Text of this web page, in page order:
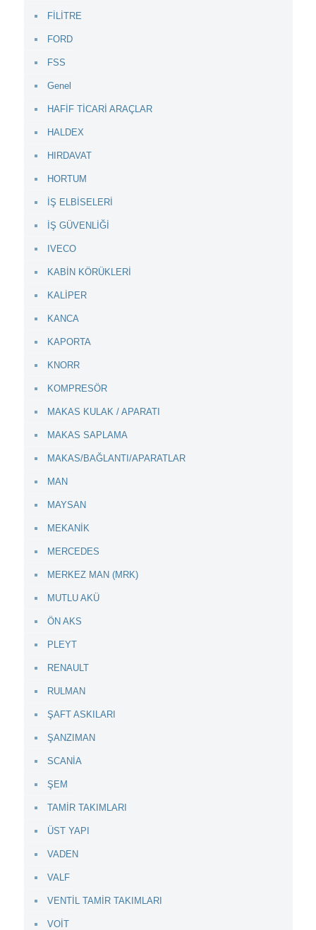
FİLİTRE
FORD
FSS
Genel
HAFİF TİCARİ ARAÇLAR
HALDEX
HIRDAVAT
HORTUM
İŞ ELBİSELERİ
İŞ GÜVENLİĞİ
IVECO
KABİN KÖRÜKLERİ
KALİPER
KANCA
KAPORTA
KNORR
KOMPRESÖR
MAKAS KULAK / APARATI
MAKAS SAPLAMA
MAKAS/BAĞLANTI/APARATLAR
MAN
MAYSAN
MEKANİK
MERCEDES
MERKEZ MAN (MRK)
MUTLU AKÜ
ÖN AKS
PLEYT
RENAULT
RULMAN
ŞAFT ASKILARI
ŞANZIMAN
SCANİA
ŞEM
TAMİR TAKIMLARI
ÜST YAPI
VADEN
VALF
VENTİL TAMİR TAKIMLARI
VOİT